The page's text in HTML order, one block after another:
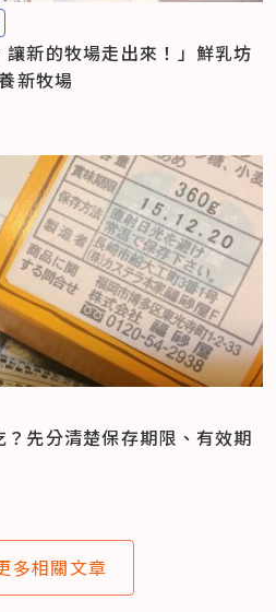
讓新的牧場走出來！」鮮乳坊
新牧場
先分清楚保存期限、有效期
多相關文章